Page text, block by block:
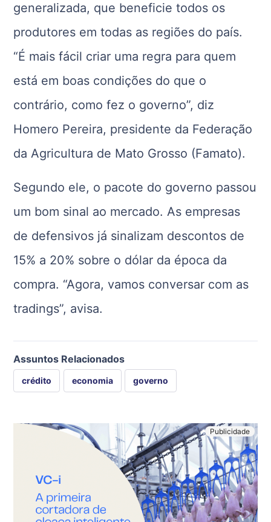
generalizada, que beneficie todos os
produtores em todas as regiões do país.
“É mais fácil criar uma regra para quem
está em boas condições do que o
contrário, como fez o governo”, diz
Homero Pereira, presidente da Federação
da Agricultura de Mato Grosso (Famato).
Segundo ele, o pacote do governo passou
um bom sinal ao mercado. As empresas
de defensivos já sinalizam descontos de
15% a 20% sobre o dólar da época da
compra. “Agora, vamos conversar com as
tradings”, avisa.
Assuntos Relacionados
crédito economia governo